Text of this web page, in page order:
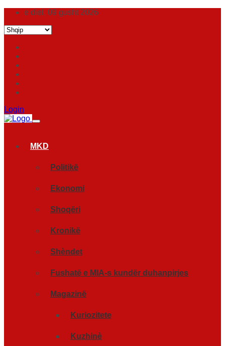
e diel, 09 gusht 2026
Login
MKD
Politikë
Ekonomi
Shoqëri
Kronikë
Shèndet
Fushatë e MIA-s kundër duhanpirjes
Magazinë
Kuriozitete
Kuzhinè